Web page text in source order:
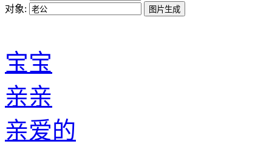
对象:
宝宝
亲亲
亲爱的